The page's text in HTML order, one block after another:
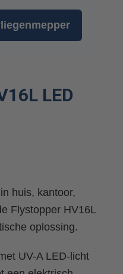
LED
huis, kantoor,
Flystopper HV16L
oplossing.
UV-A LED-licht